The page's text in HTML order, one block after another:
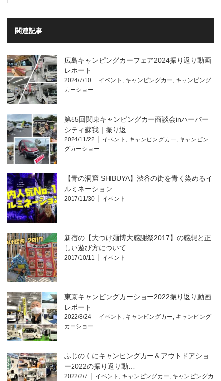
関連記事
広島キャンピングカーフェア2024振り返り動画
レポート
2024/7/10 イベント , キャンピングカー, キャンピング
カーショー
第55回関東キャンピングカー商談会inハーバー
シティ蘇我｜振り返…
2024/11/22 イベント , キャンピングカー, キャンピン
グカーショー
【青の洞窟 SHIBUYA】渋谷の街を青く染めるイ
ルミネーション…
2017/11/30 イベント
新宿の【大つけ麺博大感謝祭2017】の感想と正
しい遊び方について…
2017/10/11 イベント
東京キャンピングカーショー2022振り返り動画
レポート
2022/8/24 イベント , キャンピングカー, キャンピング
カーショー
ふじのくにキャンピングカー＆アウトドアショ
ー2022の振り返り動…
2022/2/7 イベント , キャンピングカー, キャンピングカ